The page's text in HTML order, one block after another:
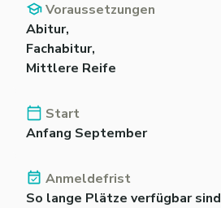
Voraussetzungen
Abitur,
Fachabitur,
Mittlere Reife
Start
Anfang September
Anmeldefrist
So lange Plätze verfügbar sind